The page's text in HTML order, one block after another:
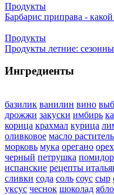
Продукты
Барбарис приправа -
Продукты
Продукты летние:
Ингредиенты
базилик ванилин вино
дрожжи закуски имбирь
корица крахмал курица
оливковое масло
морковь мука орегано
черный петрушка
испанские рецепты
сливки сода соль соус сыр
уксус чеснок шоколад